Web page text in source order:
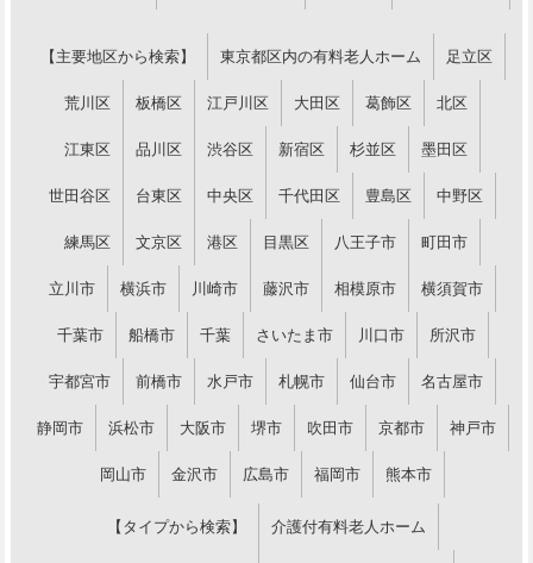
【主要地区から検索】 東京都区内の有料老人ホーム 足立区
荒川区 板橋区 江戸川区 大田区 葛飾区 北区
江東区 品川区 渋谷区 新宿区 杉並区 墨田区
世田谷区 台東区 中央区 千代田区 豊島区 中野区
練馬区 文京区 港区 目黒区 八王子市 町田市
立川市 横浜市 川崎市 藤沢市 相模原市 横須賀市
千葉市 船橋市 千葉 さいたま市 川口市 所沢市
宇都宮市 前橋市 水戸市 札幌市 仙台市 名古屋市
静岡市 浜松市 大阪市 堺市 吹田市 京都市 神戸市
岡山市 金沢市 広島市 福岡市 熊本市
【タイプから検索】 介護付有料老人ホーム